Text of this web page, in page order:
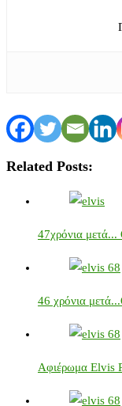
Related Posts:
47χρόνια μετά...
46 χρόνια
Αφιέρωμα Elvis